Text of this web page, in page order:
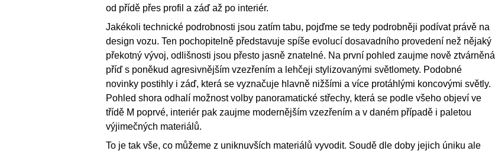
od přídě přes profil a záď až po interiér.
Jakékoli technické podrobnosti jsou zatím tabu, pojďme se tedy podrobněji podívat právě na
design vozu. Ten pochopitelně představuje spíše evolucí dosavadního provedení než nějaký
překotný vývoj, odlišnosti jsou přesto jasně znatelné. Na první pohled zaujme nově ztvárněná
příď s poněkud agresivnějším vzezřením a lehčeji stylizovanými světlomety. Podobné
novinky postihly i záď, která se vyznačuje hlavně nižšími a více protáhlými koncovými světly.
Pohled shora odhalí možnost volby panoramatické střechy, která se podle všeho objeví ve
třídě M poprvé, interiér pak zaujme modernějším vzezřením a v daném případě i paletou
výjimečných materiálů.
To je tak vše, co můžeme z uniknuvších materiálů vyvodit. Soudě dle doby jejich úniku ale